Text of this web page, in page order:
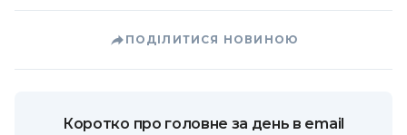
ПОДІЛИТИСЯ НОВИНОЮ
Коротко про головне за день в email